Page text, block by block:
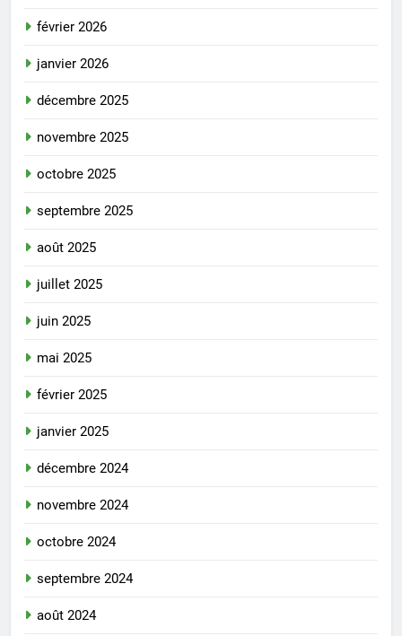
février 2026
janvier 2026
décembre 2025
novembre 2025
octobre 2025
septembre 2025
août 2025
juillet 2025
juin 2025
mai 2025
février 2025
janvier 2025
décembre 2024
novembre 2024
octobre 2024
septembre 2024
août 2024